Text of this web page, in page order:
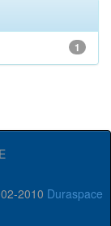
1
2010 Duraspace